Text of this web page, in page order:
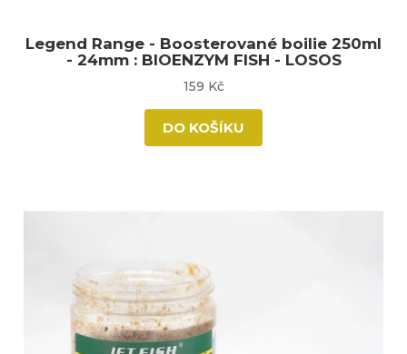
Legend Range - Boosterované boilie 250ml
- 24mm : BIOENZYM FISH - LOSOS
159 Kč
DO KOŠÍKU